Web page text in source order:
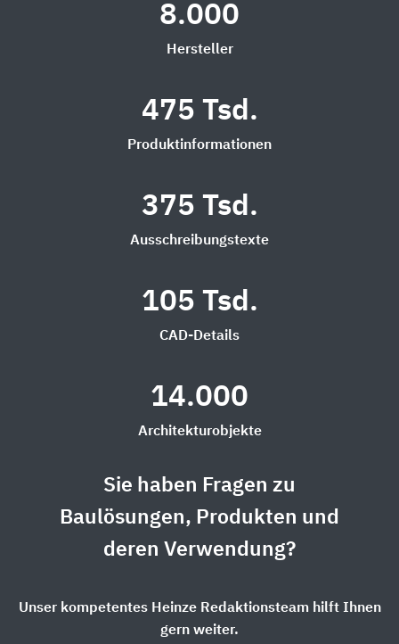
8.000
Hersteller
475 Tsd.
Produktinformationen
375 Tsd.
Ausschreibungstexte
105 Tsd.
CAD-Details
14.000
Architekturobjekte
Sie haben Fragen zu
Baulösungen, Produkten und
deren Verwendung?
Unser kompetentes Heinze Redaktionsteam hilft Ihnen
gern weiter.